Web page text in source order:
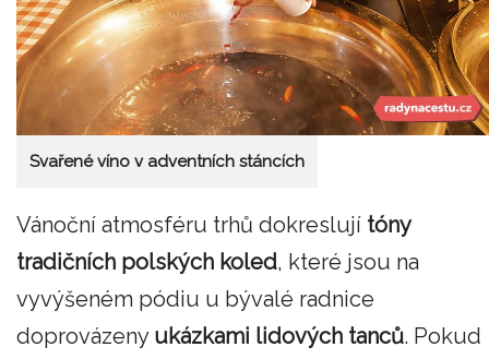
Svařené víno v adventních stáncích
Vánoční atmosféru trhů dokreslují tóny
tradičních polských koled, které jsou na
vyvýšeném pódiu u bývalé radnice
doprovázeny ukázkami lidových tanců. Pokud